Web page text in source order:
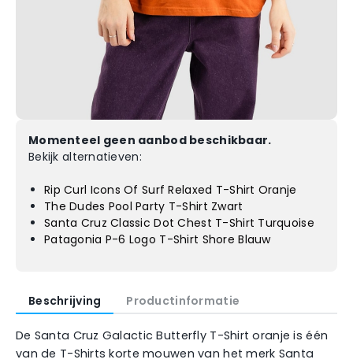
Momenteel geen aanbod beschikbaar.
Bekijk alternatieven:
Rip Curl Icons Of Surf Relaxed T-Shirt Oranje
The Dudes Pool Party T-Shirt Zwart
Santa Cruz Classic Dot Chest T-Shirt Turquoise
Patagonia P-6 Logo T-Shirt Shore Blauw
Beschrijving Productinformatie
De Santa Cruz Galactic Butterfly T-Shirt oranje is één
van de T-Shirts korte mouwen van het merk Santa